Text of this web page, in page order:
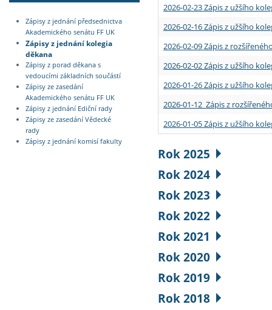
Zápisy z jednání předsednictva
Akademického senátu FF UK
Zápisy z jednání kolegia
děkana
Zápisy z porad děkana s
vedoucími základních součástí
Zápisy ze zasedání
Akademického senátu FF UK
Zápisy z jednání Ediční rady
Zápisy ze zasedání Vědecké
rady
Zápisy z jednání komisí fakulty
2026-02-23 Zápis z užšího
2026-02-16 Zápis z užšího
2026-02-09 Zápis z
2026-02-02 Zápis z užšího
2026-01-26 Zápis z užšího
2026-01-12 Zápis z
2026-01-05 Zápis z užšího
Rok 2025
Rok 2024
Rok 2023
Rok 2022
Rok 2021
Rok 2020
Rok 2019
Rok 2018